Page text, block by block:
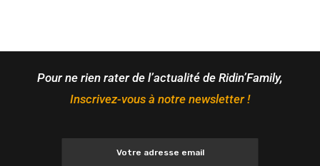
Pour ne rien rater de l’actualité de Ridin’Family,
Inscrivez-vous à notre newsletter !